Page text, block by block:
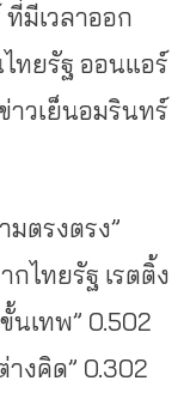
มีเวลาออก
ทยรัฐ ออนแอร์
าวเย็นอมรินทร์
มตรงตรง”
กไทยรัฐ เรตติ้ง
นเทพ” 0.502
งคิด” 0.302